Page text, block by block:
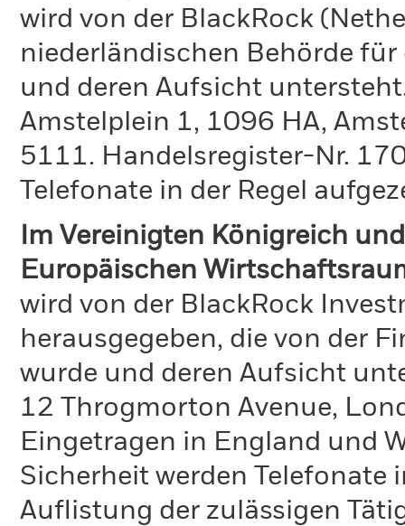
wird von der BlackRock
niederländischen Behörde
und deren Aufsicht
Amstelplein 1, 1096 HA,
5111. Handelsregister-Nr.
Telefonate in der Regel
Im Vereinigten Königreich
Europäischen
wird von der BlackRock
herausgegeben, die von der
wurde und deren Aufsicht
12 Throgmorton Avenue,
Eingetragen in England und
Sicherheit werden Telefonate
Auflistung der zulässigen